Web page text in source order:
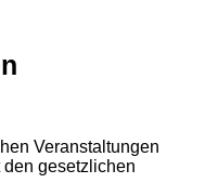
Veranstaltungen
gesetzlichen